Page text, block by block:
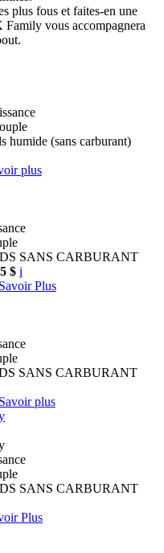
plus fous et faites-en une
Family vous accompagnera
humide (sans carburant)
plus
SANS CARBURANT
$ i
Plus
SANS CARBURANT
plus
SANS CARBURANT
Plus